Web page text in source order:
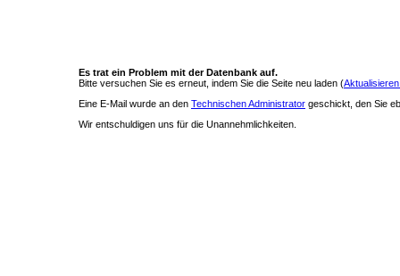
Es trat ein Problem mit der Datenbank auf.
Bitte versuchen Sie es erneut, indem Sie die Seite neu laden (
Eine E-Mail wurde an den Technischen Administrator geschickt, den Sie
Wir entschuldigen uns für die Unannehmlichkeiten.